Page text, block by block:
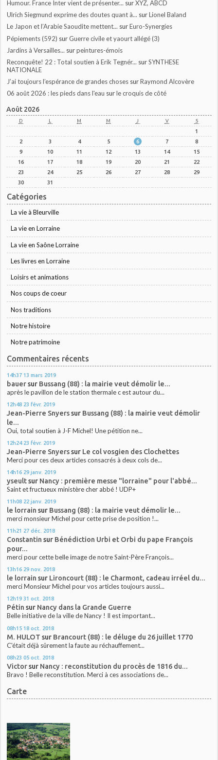
Humour. France Inter vient de présenter... surXYZ, ABCD
Ulrich Siegmund exprime des doutes quant à... surLionel Baland
Le Japon et l’Arabie Saoudite mettent... surEuro-Synergies
Pépiements (592) surGuerre civile et yaourt allégé (3)
Jardins à Versailles... surpeintures-émois
Reconquête! 22 : Total soutien à Erik Tegnér... surSYNTHESE
NATIONALE
J’ai toujours l’espérance de grandes choses surRaymond Alcovère
06 août 2026 : les pieds dans l'eau surle croquis de côté
Août 2026
D L M M J V S
1
2
3 4 5 6 7
8
9
10 11 12 13 14
15
16
17 18 19 20 21
22
23
24 25 26 27 28
29
30
31
Catégories
La vie à Bleurville
La vie en Lorraine
La vie en Saône Lorraine
Les livres en Lorraine
Loisirs et animations
Nos coups de coeur
Nos traditions
Notre histoire
Notre patrimoine
Commentaires récents
14h37 13 mars 2019
bauersur Bussang (88) : la mairie veut démolir le...
après le pavillon de le station thermale c est autour du...
12h48 23 févr. 2019
Jean-Pierre Snyerssur Bussang (88) : la mairie veut démolir
le...
Oui, total soutien à J-F Michel! Une pétition ne...
12h24 23 févr. 2019
Jean-Pierre Snyerssur Le col vosgien des Clochettes
Merci pour ces deux articles consacrés à deux cols de...
14h16 29 janv. 2019
yseultsur Nancy : première messe "lorraine" pour l'abbé...
Saint et fructueux ministère cher abbé ! UDP+
11h08 22 janv. 2019
le lorrain sur Bussang (88) : la mairie veut démolir le...
merci monsieur Michel pour cette prise de position !...
11h21 27 déc. 2018
Constantin sur Bénédiction Urbi et Orbi du pape François
pour...
merci pour cette belle image de notre Saint-Père François...
13h16 29 nov. 2018
le lorrain sur Lironcourt (88) : le Charmont, cadeau irréel du...
merci Monsieur Michel pour vos articles toujours aussi...
12h19 31 oct. 2018
Pétin sur Nancy dans la Grande Guerre
Belle initiative de la ville de Nancy ! Il est important...
08h15 18 oct. 2018
M. HULOT sur Brancourt (88) : le déluge du 26 juillet 1770
C'était déjà sûrement la faute au réchauffement...
08h23 05 oct. 2018
Victorsur Nancy : reconstitution du procès de 1816 du...
Bravo ! Belle reconstitution. Merci à ces associations de...
Carte